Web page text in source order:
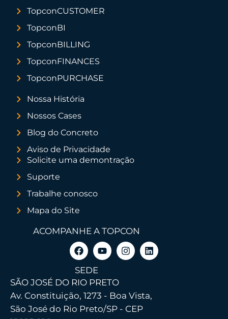
TopconCUSTOMER
TopconBI
TopconBILLING
TopconFINANCES
TopconPURCHASE
Nossa História
Nossos Cases
Blog do Concreto
Aviso de Privacidade
Solicite uma demontração
Suporte
Trabalhe conosco
Mapa do Site
ACOMPANHE A TOPCON
SEDE
SÃO JOSÉ DO RIO PRETO
Av. Constituição, 1273 - Boa Vista,
São José do Rio Preto/SP - CEP